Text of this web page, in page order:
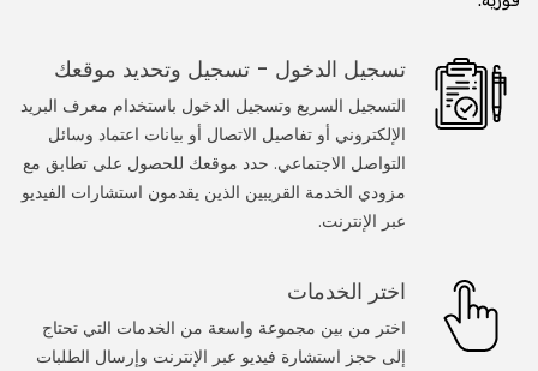
تسليم المياه المعبأة في زجاجات
استشارة عبر الفيديو عبر الإنترنت
استشر الطبيب على مكالمة الفيديو
استأجر وتعلم من المعلم عبر مكالمة الفيديو
استشر محاميًا في مكالمة فيديو
استشر المنجم على مكالمة الفيديو
تسجيل الدخول - تسجيل وتحديد موقعك
التسجيل السريع وتسجيل الدخول باستخدام معرف البريد
الإلكتروني أو تفاصيل الاتصال أو بيانات اعتماد وسائل
التواصل الاجتماعي. حدد موقعك للحصول على تطابق مع
مزودي الخدمة القريبين الذين يقدمون استشارات الفيديو
عبر الإنترنت.
اختر الخدمات
اختر من بين مجموعة واسعة من الخدمات التي تحتاج
إلى حجز استشارة فيديو عبر الإنترنت وإرسال الطلبات